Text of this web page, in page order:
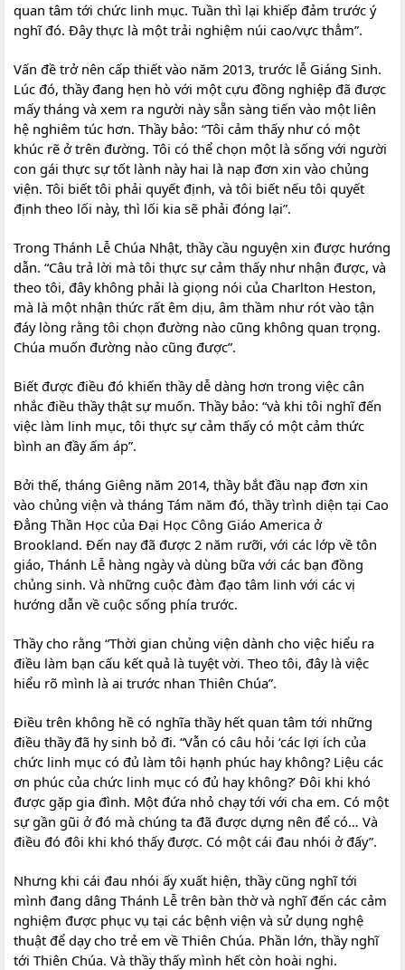
quan tâm tới chức linh mục. Tuần thì lại khiếp đảm trước ý
nghĩ đó. Đây thực là một trải nghiệm núi cao/vực thẳm”.
Vấn đề trở nên cấp thiết vào năm 2013, trước lễ Giáng Sinh.
Lúc đó, thầy đang hẹn hò với một cựu đồng nghiệp đã được
mấy tháng và xem ra người này sẵn sàng tiến vào một liên
hệ nghiêm túc hơn. Thầy bảo: “Tôi cảm thấy như có một
khúc rẽ ở trên đường. Tôi có thể chọn một là sống với người
con gái thực sự tốt lành này hai là nạp đơn xin vào chủng
viện. Tôi biết tôi phải quyết định, và tôi biết nếu tôi quyết
định theo lối này, thì lối kia sẽ phải đóng lại”.
Trong Thánh Lễ Chúa Nhật, thầy cầu nguyện xin được hướng
dẫn. “Câu trả lời mà tôi thực sự cảm thấy như nhận được, và
theo tôi, đây không phải là giọng nói của Charlton Heston,
mà là một nhận thức rất êm dịu, âm thầm như rót vào tận
đáy lòng rằng tôi chọn đường nào cũng không quan trọng.
Chúa muốn đường nào cũng được”.
Biết được điều đó khiến thầy dễ dàng hơn trong việc cân
nhắc điều thầy thật sự muốn. Thầy bảo: “và khi tôi nghĩ đến
việc làm linh mục, tôi thực sự cảm thấy có một cảm thức
bình an đầy ấm áp”.
Bởi thế, tháng Giêng năm 2014, thầy bắt đầu nạp đơn xin
vào chủng viện và tháng Tám năm đó, thầy trình diện tại Cao
Đẳng Thần Học của Đại Học Công Giáo America ở
Brookland. Đến nay đã được 2 năm rưỡi, với các lớp về tôn
giáo, Thánh Lễ hàng ngày và dùng bữa với các bạn đồng
chủng sinh. Và những cuộc đàm đạo tâm linh với các vị
hướng dẫn về cuộc sống phía trước.
Thầy cho rằng “Thời gian chủng viện dành cho việc hiểu ra
điều làm bạn cấu kết quả là tuyệt vời. Theo tôi, đây là việc
hiểu rõ mình là ai trước nhan Thiên Chúa”.
Điều trên không hề có nghĩa thầy hết quan tâm tới những
điều thầy đã hy sinh bỏ đi. “Vẫn có câu hỏi ‘các lợi ích của
chức linh mục có đủ làm tôi hạnh phúc hay không? Liệu các
ơn phúc của chức linh mục có đủ hay không?’ Đôi khi khó
được gặp gia đình. Một đứa nhỏ chạy tới với cha em. Có một
sự gần gũi ở đó mà chúng ta đã được dựng nên để có… Và
điều đó đôi khi khó thấy được. Có một cái đau nhói ở đấy”.
Nhưng khi cái đau nhói ấy xuất hiện, thầy cũng nghĩ tới
mình đang dâng Thánh Lễ trên bàn thờ và nghĩ đến các cảm
nghiệm được phục vụ tại các bệnh viện và sử dụng nghệ
thuật để dạy cho trẻ em về Thiên Chúa. Phần lớn, thầy nghĩ
tới Thiên Chúa. Và thầy thấy mình hết còn hoài nghi.